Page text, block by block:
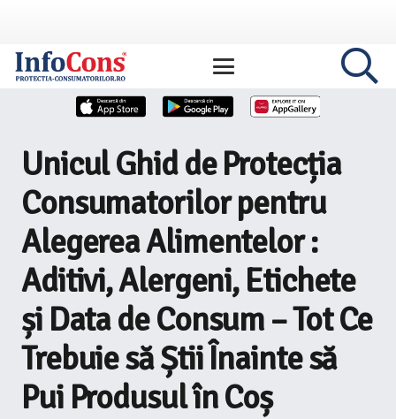
Unicul Ghid de Protecția
Consumatorilor pentru
Alegerea Alimentelor :
Aditivi, Alergeni, Etichete
și Data de Consum – Tot Ce
Trebuie să Știi Înainte să
Pui Produsul în Coș